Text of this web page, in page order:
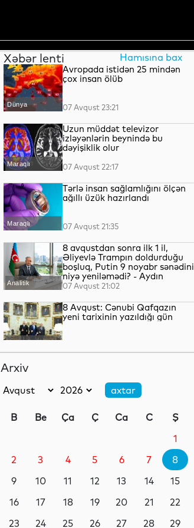
Xəbər lenti Hamısına bax
Dünya
Avropada istidən 25 mindən
çox insan ölüb
07 Avqust 23:21
Maraqlı
Uzun müddət televizor
izləyənlərin beynində bu
dəyişiklik olur
07 Avqust 22:17
Maraqlı
Tərlə insan sağlamlığını ölçən
ağıllı üzük hazırlandı
07 Avqust 21:35
Analitik
8 avqustdan sonra ilk 1 il,
Əliyevlə Trampın doldurduğu
boşluq, Putin 9 noyabr sənədini
niyə yeniləmədi? - Aydın
QULİYEV yazır...
07 Avqust 21:02
Siyasət
8 Avqust: Cənubi Qafqazın
yeni tarixinin yazıldığı gün
konturları
Siyasət
Paşinyan niyə üzr istəmişdi?
07 Avqust 20:41
Dünya
ÜST legioner xəstəliyinin
07 Avqust 20:17
Arxiv
B Be Ça Ç Ca C
Ş
1
2
3 4 5 6 7
8
9
10 11 12 13 14
15
16
17 18 19 20 21
22
23
24 25 26 27 28
29